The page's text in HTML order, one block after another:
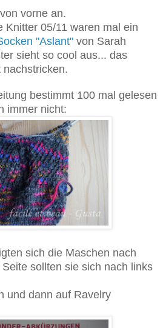
vorne an.
Knitter 05/11 waren mal ein
"Aslant" von Sarah
sieht so cool aus... das
nachstricken.
bestimmt 100 mal gelesen
immer nicht:
sich die Maschen nach
sollten sie sich nach links
und dann auf Ravelry